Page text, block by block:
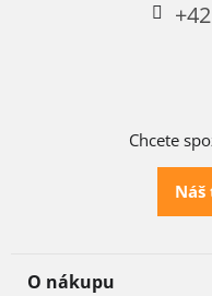
Chcete
O nákupu